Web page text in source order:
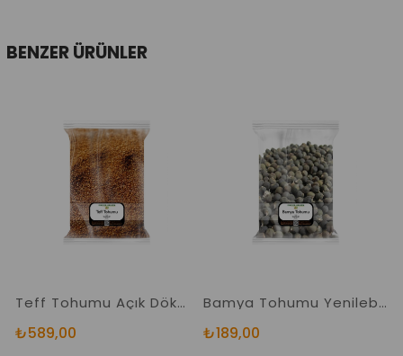
BENZER ÜRÜNLER
Teff Tohumu Açık Dökme Ürün 1.Kalite Orjinal Katkısız Teff Tohumu Çayı
₺589,00
Bamya Tohumu Yenilebilir Dökme Ürün
₺189,00